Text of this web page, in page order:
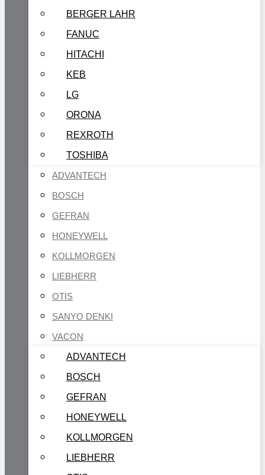
BERGER LAHR
FANUC
HITACHI
KEB
LG
ORONA
REXROTH
TOSHIBA
ADVANTECH
BOSCH
GEFRAN
HONEYWELL
KOLLMORGEN
LIEBHERR
OTIS
SANYO DENKI
VACON
ADVANTECH
BOSCH
GEFRAN
HONEYWELL
KOLLMORGEN
LIEBHERR